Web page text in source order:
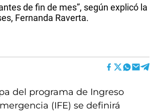
de fin de mes”, según explicó la
Fernanda Raverta.
del programa de Ingreso
(IFE) se definirá